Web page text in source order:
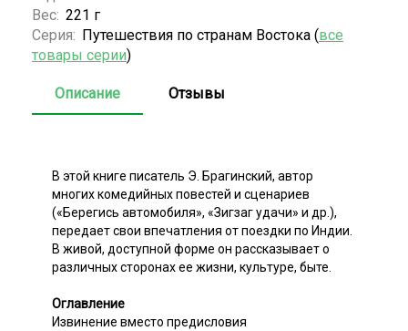
Вес: 221 г
Серия: Путешествия по странам Востока (все
товары серии)
Описание Отзывы
В этой книге писатель Э. Брагинский, автор
многих комедийных повестей и сценариев
(«Берегись автомобиля», «Зигзаг удачи» и др.),
передает свои впечатления от поездки по Индии.
В живой, доступной форме он рассказывает о
различных сторонах ее жизни, культуре, быте.
Оглавление
Извинение вместо предисловия